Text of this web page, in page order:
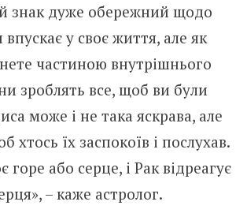
знак дуже обережний щодо
впускає у своє життя, але як
частиною внутрішнього
зроблять все, щоб ви були
може і не така яскрава, але
хтось їх заспокоїв і послухав.
горе або серце, і Рак відреагує
– каже астролог.